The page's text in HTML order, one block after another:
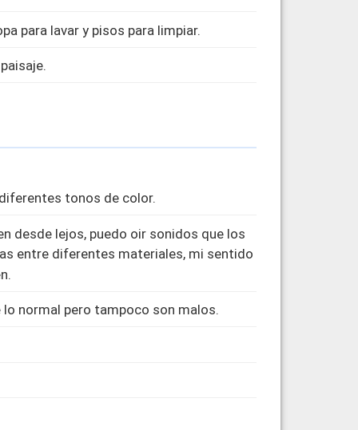
para lavar y pisos para limpiar.
tonos de color.
desde lejos, puedo oir sonidos que los
entre diferentes materiales, mi sentido
normal pero tampoco son malos.